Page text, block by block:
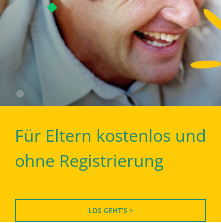
Für Eltern kostenlos und
ohne Registrierung
LOS GEHT’S >